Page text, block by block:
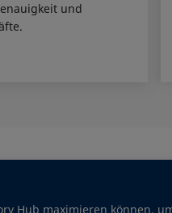
und
Hub maximieren können,